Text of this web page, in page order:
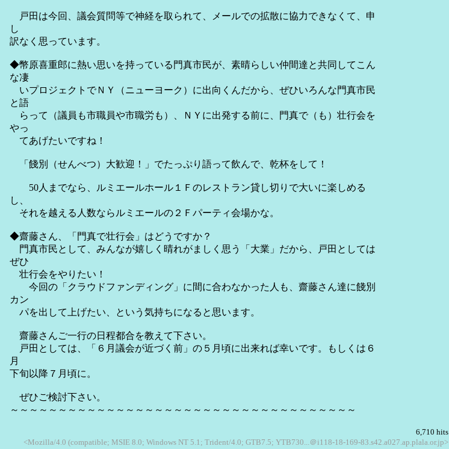
戸田は今回、議会質問等で神経を取られて、メールでの拡散に協力できなくて、申
し
訳なく思っています。
◆幣原喜重郎に熱い思いを持っている門真市民が、素晴らしい仲間達と共同してこん
な凄
いプロジェクトでＮＹ（ニューヨーク）に出向くんだから、ぜひいろんな門真市民
と語
らって（議員も市職員や市職労も）、ＮＹに出発する前に、門真で（も）壮行会を
やっ
てあげたいですね！
「餞別（せんべつ）大歓迎！」でたっぷり語って飲んで、乾杯をして！
50人までなら、ルミエールホール１Ｆのレストラン貸し切りで大いに楽しめる
し、
それを越える人数ならルミエールの２Ｆパーティ会場かな。
◆齋藤さん、「門真で壮行会」はどうですか？
門真市民として、みんなが嬉しく晴れがましく思う「大業」だから、戸田としては
ぜひ
壮行会をやりたい！
今回の「クラウドファンディング」に間に合わなかった人も、齋藤さん達に餞別
カン
パを出して上げたい、という気持ちになると思います。
齋藤さんご一行の日程都合を教えて下さい。
戸田としては、「６月議会が近づく前」の５月頃に出来れば幸いです。もしくは６
月
下旬以降７月頃に。
ぜひご検討下さい。
～～～～～～～～～～～～～～～～～～～～～～～～～～～～～～～～～～～～
6,710 hits
<Mozilla/4.0 (compatible; MSIE 8.0; Windows NT 5.1; Trident/4.0; GTB7.5; YTB730...＠i118-18-169-83.s42.a027.ap.plala.or.jp>